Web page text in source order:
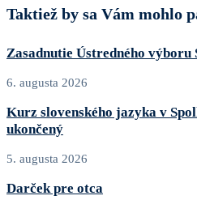
Taktiež by sa Vám mohlo
Zasadnutie Ústredného
6. augusta 2026
Kurz slovenského jazyka v
ukončený
5. augusta 2026
Darček pre otca